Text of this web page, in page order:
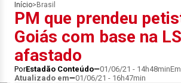
Início> Brasil
PM que prendeu
Goiás com base na
afastado
PorEstadão Conteúdo 01/06/21 - 14h48minEm
Atualizado em
01/06/21 - 16h47min